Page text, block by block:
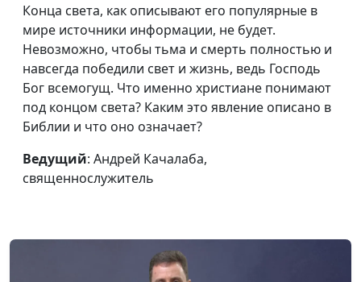
жизни?
Жить, чтобы покупать?
Андрей Качалаба,
священнослужитель
#52
Любостяжание: почему
не надо гнаться за
Андрей Качалаба,
священнослужитель
#51
Может ли Бог
золотой телец
Андрей Качалаба,
Конца света, как описывают его популярные в
мире источники информации, не будет.
Невозможно, чтобы тьма и смерть полностью и
навсегда победили свет и жизнь, ведь Господь
Бог всемогущ. Что именно христиане понимают
под концом света? Каким это явление описано в
Библии и что оно означает?
Ведущий: Андрей Качалаба,
священнослужитель